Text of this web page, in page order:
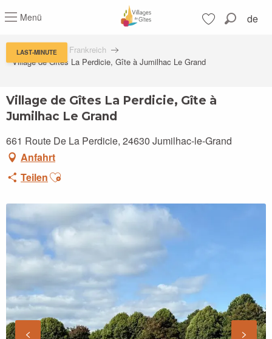
au
principal
LAST-MINUTE
Menü de
Feriendörfern in Frankreich
Village de Gîtes La Perdicie, Gîte à Jumilhac Le Grand
Village de Gîtes La Perdicie, Gîte à
Jumilhac Le Grand
661 Route De La Perdicie, 24630 Jumilhac-le-Grand
Anfahrt
TeilenAjouter aux favoris